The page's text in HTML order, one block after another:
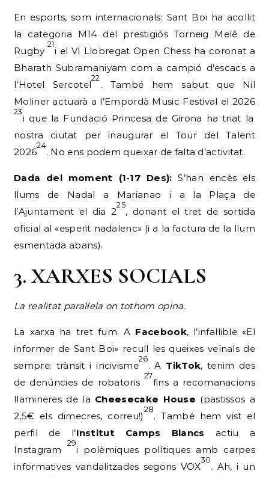
En esports, som internacionals: Sant Boi ha acollit
la categoria M14 del prestigiós Torneig Melé de
Rugby
21
i el VI Llobregat Open Chess ha coronat a
Bharath Subramaniyam com a campió d’escacs a
l’Hotel Sercotel
22
. També hem sabut que Nil
Moliner actuarà a l’Empordà Music Festival el 2026
23
i que la Fundació Princesa de Girona ha triat la
nostra ciutat per inaugurar el Tour del Talent
2026
24
. No ens podem queixar de falta d’activitat.
Dada del moment (1-17 Des): S’han encès els
llums de Nadal a Marianao i a la Plaça de
l’Ajuntament el dia 2
25
, donant el tret de sortida
oficial al «esperit nadalenc» (i a la factura de la llum
esmentada abans).
3. XARXES SOCIALS
La realitat paral·lela on tothom opina.
La xarxa ha tret fum. A Facebook, l’infal·lible «El
informer de Sant Boi» recull les queixes veïnals de
sempre: trànsit i incivisme
26
. A TikTok, tenim des
de denúncies de robatoris
27
fins a recomanacions
llamineres de la Cheesecake House (pastissos a
2,5€ els dimecres, correu!)
28
. També hem vist el
perfil de l’Institut Camps Blancs actiu a
Instagram
29
i polèmiques polítiques amb carpes
informatives vandalitzades segons VOX
30
. Ah, i un